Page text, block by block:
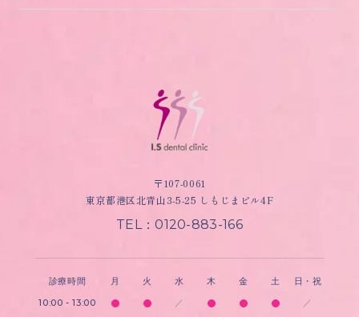
〒107-0061
東京都港区北青山3-5-25 しもじまビル4F
TEL：0120-883-166
診療時間 月 火 水 木 金 土 日・祝
10:00 - 13:00 ／ ／